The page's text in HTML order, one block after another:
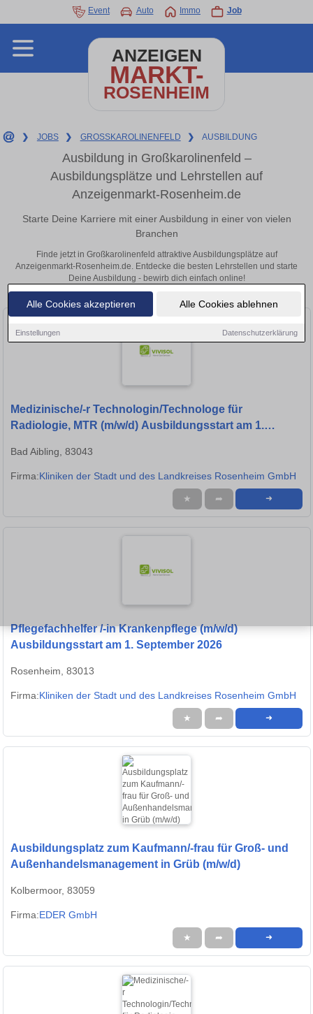
Alle Cookies akzeptieren Alle Cookies ablehnen
Einstellungen Datenschutzerklärung
Event Auto Immo Job
ANZEIGEN
MARKT-
ROSENHEIM
❯ JOBS ❯ GROSSKAROLINENFELD ❯ AUSBILDUNG
Ausbildung in Großkarolinenfeld –
Ausbildungsplätze und Lehrstellen auf
Anzeigenmarkt-Rosenheim.de
Starte Deine Karriere mit einer Ausbildung in einer von vielen
Branchen
Finde jetzt in Großkarolinenfeld attraktive Ausbildungsplätze auf
Anzeigenmarkt-Rosenheim.de. Entdecke die besten Lehrstellen und starte
Deine Ausbildung - bewirb dich einfach online!
Medizinische/-r Technologin/Technologe für
Radiologie, MTR (m/w/d) Ausbildungsstart am 1.
Bad Aibling, 83043
Firma:Kliniken der Stadt und des Landkreises Rosenheim GmbH
★ ➦ ➜
Pflegefachhelfer /-in Krankenpflege (m/w/d)
Ausbildungsstart am 1. September 2026
Rosenheim, 83013
Firma:Kliniken der Stadt und des Landkreises Rosenheim GmbH
★ ➦ ➜
Ausbildungsplatz zum Kaufmann/-frau für Groß- und
Außenhandelsmanagement in Grüb (m/w/d)
Kolbermoor, 83059
Firma:EDER GmbH
★ ➦ ➜